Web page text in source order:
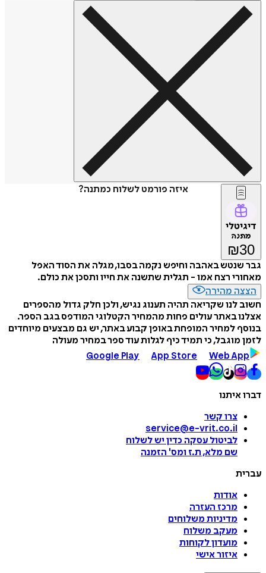
איזה פורמט לשלוח כמתנה?
דיגיטלי
מתנה
₪30
גבר שנטש באהבה וחיפש נקמה בסבו, מגלה את הסוד האפל
מאחורי רצח אמו - תגלית שתשנה את חייו ותסכן את כולם.
הצצה מהירה
חשוב לנו שקריאה תהיה תענוג נגיש, ולכן חלק גדול מהספרים
אצלנו באתר עולים פחות מהמחיר הקטלוגי המודפס בגב הספר.
בנוסף למחיר המופחת באופן קבוע באתר, יש גם מבצעים מיוחדים
לזמן מוגבל, כי תמיד כיף לגלות עוד ספר במחיר מעולה
Google Play
App Store Web App
דברו איתנו
צרו קשר
service@e-vrit.co.il
לביטול עסקה כדין יש לשלוח
שם מלא, ת.ז ומס' הזמנה
עברית
אודות
מרכז העזרה
מדיניות משלוחים
מעקב משלוח
מועדון לקוחות
איזור אישי